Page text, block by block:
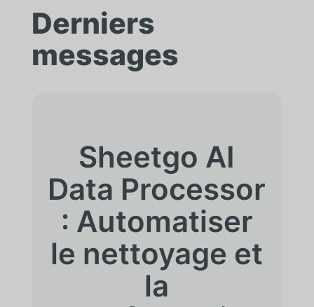
Derniers
messages
Sheetgo AI
Data Processor
: Automatiser
le nettoyage et
la